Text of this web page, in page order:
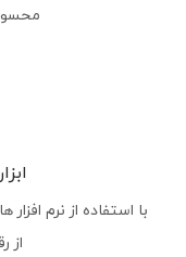
با استفاده از نرم
از